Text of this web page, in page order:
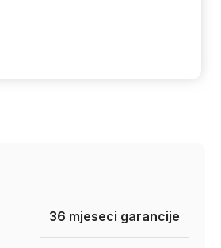
36 mjeseci garancije